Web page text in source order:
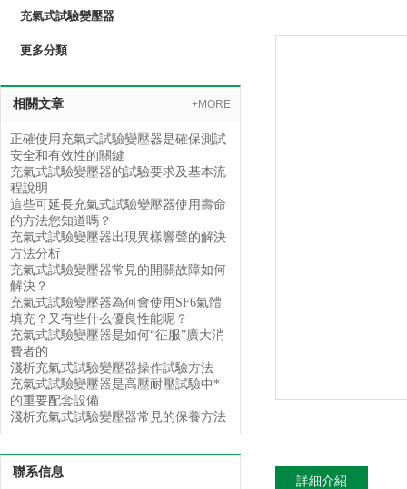
充氣式試驗變壓器
更多分類
相關文章 +MORE
正確使用充氣式試驗變壓器是確保測試
安全和有效性的關鍵
充氣式試驗變壓器的試驗要求及基本流
程說明
這些可延長充氣式試驗變壓器使用壽命
的方法您知道嗎？
充氣式試驗變壓器出現異樣響聲的解決
方法分析
充氣式試驗變壓器常見的開關故障如何
解決？
充氣式試驗變壓器為何會使用SF6氣體
填充？又有些什么優良性能呢？
充氣式試驗變壓器是如何“征服”廣大消
費者的
淺析充氣式試驗變壓器操作試驗方法
充氣式試驗變壓器是高壓耐壓試驗中*
的重要配套設備
淺析充氣式試驗變壓器常見的保養方法
聯系信息
詳細介紹